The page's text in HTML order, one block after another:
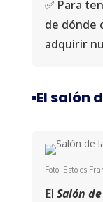
✅ Para
de dónde
adquirir
▪️El salón
Foto: Esto es
El Salón